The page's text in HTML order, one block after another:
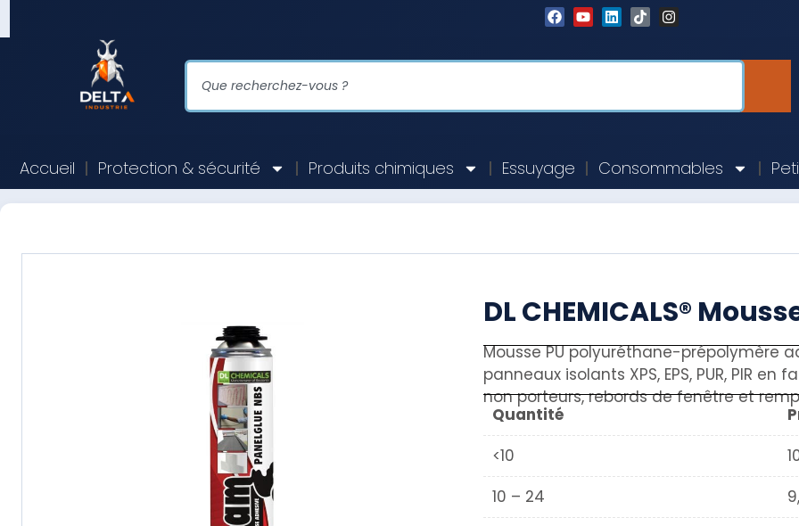
Accueil Protection & sécurité Produits chimiques Essuyage Consommables
DL CHEMICALS®
Mousse PU polyuréthane-prépolymère
panneaux isolants XPS, EPS, PUR, PIR
non porteurs, rebords de fenêtre et
Quantité
<10
10 – 24